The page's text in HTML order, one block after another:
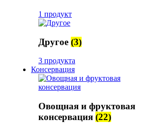
1 продукт
Другое (3)
3 продукта
Консервация
Овощная и фруктовая
консервация (22)